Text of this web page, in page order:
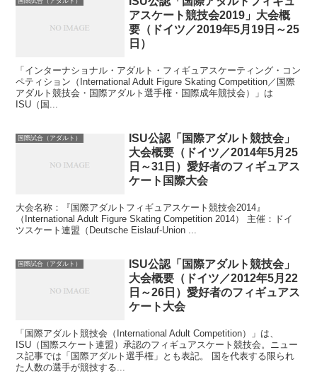
アスケート競技会2019」大会概
要（ドイツ／2019年5月19日～25
日）
「インターナショナル・アダルト・フィギュアスケーティング・コン
ペティション（International Adult Figure Skating Competition／国際
アダルト競技会・国際アダルト選手権・国際成年競技会）」は
ISU（国...
国際試合（アダルト）
ISU公認「国際アダルト競技会」
大会概要（ドイツ／2014年5月25
日～31日）愛好者のフィギュアス
ケート国際大会
大会名称：『国際アダルトフィギュアスケート競技会2014』
（International Adult Figure Skating Competition 2014） 主催：ドイ
ツスケート連盟（Deutsche Eislauf-Union ...
国際試合（アダルト）
ISU公認「国際アダルト競技会」
大会概要（ドイツ／2012年5月22
日～26日）愛好者のフィギュアス
ケート大会
「国際アダルト競技会（International Adult Competition）」は、
ISU（国際スケート連盟）承認のフィギュアスケート競技会。ニュー
ス記事では「国際アダルト選手権」とも表記。 国を代表する限られ
た人数の選手が競技する...